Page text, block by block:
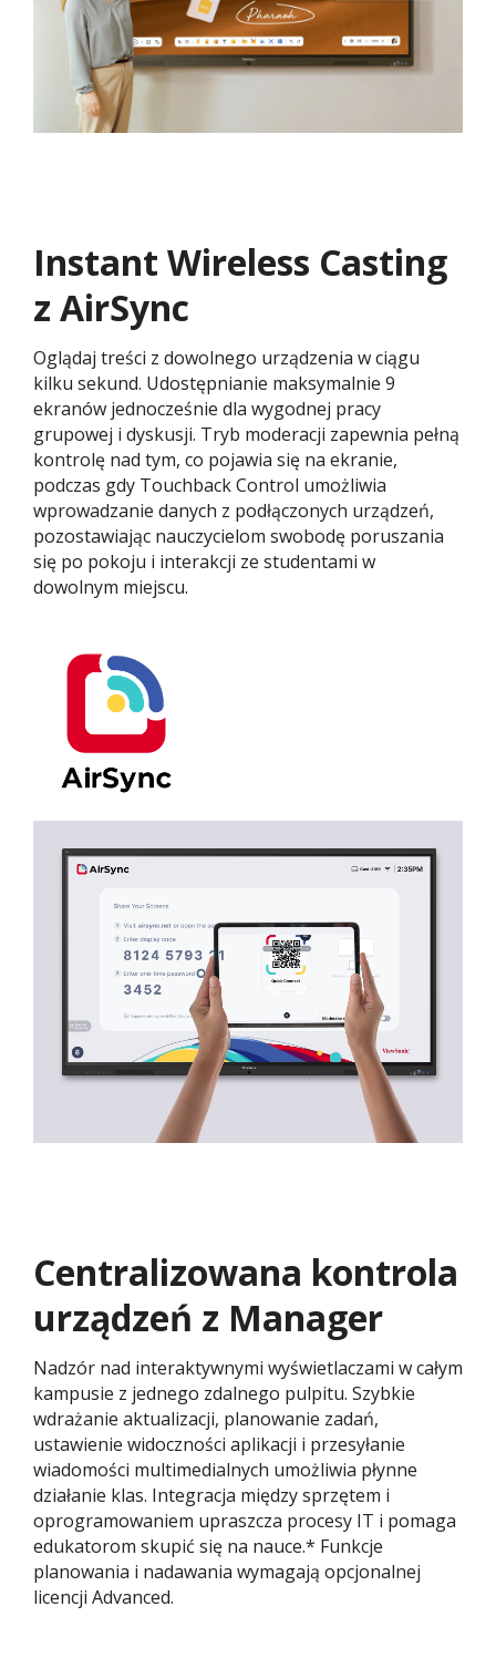
Instant Wireless Casting
z AirSync
Oglądaj treści z dowolnego urządzenia w ciągu
kilku sekund. Udostępnianie maksymalnie 9
ekranów jednocześnie dla wygodnej pracy
grupowej i dyskusji. Tryb moderacji zapewnia pełną
kontrolę nad tym, co pojawia się na ekranie,
podczas gdy Touchback Control umożliwia
wprowadzanie danych z podłączonych urządzeń,
pozostawiając nauczycielom swobodę poruszania
się po pokoju i interakcji ze studentami w
dowolnym miejscu.
Centralizowana kontrola
urządzeń z Manager
Nadzór nad interaktywnymi wyświetlaczami w całym
kampusie z jednego zdalnego pulpitu. Szybkie
wdrażanie aktualizacji, planowanie zadań,
ustawienie widoczności aplikacji i przesyłanie
wiadomości multimedialnych umożliwia płynne
działanie klas. Integracja między sprzętem i
oprogramowaniem upraszcza procesy IT i pomaga
edukatorom skupić się na nauce.* Funkcje
planowania i nadawania wymagają opcjonalnej
licencji Advanced.